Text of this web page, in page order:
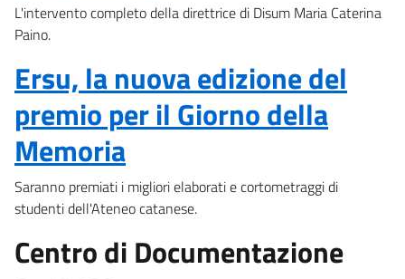
L'intervento completo della direttrice di Disum Maria Caterina
Paino.
Ersu, la nuova edizione del
premio per il Giorno della
Memoria
Saranno premiati i migliori elaborati e cortometraggi di
studenti dell'Ateneo catanese.
Centro di Documentazione